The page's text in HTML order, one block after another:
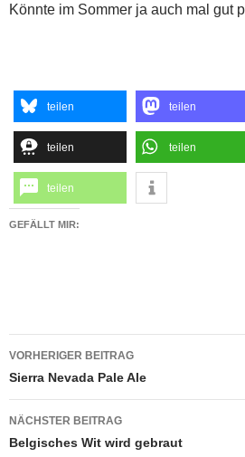
Könnte im Sommer ja auch mal gut
teilen teilen
teilen teilen
teilen
GEFÄLLT MIR:
Beitragsnavigation
VORHERIGER BEITRAG
Sierra Nevada Pale Ale
NÄCHSTER BEITRAG
Belgisches Wit wird gebraut